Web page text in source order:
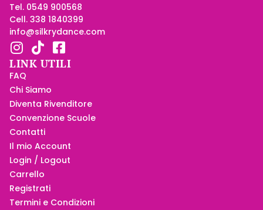
Tel. 0549 900568
Cell. 338 1840399
info@silkrydance.com
LINK UTILI
FAQ
Chi Siamo
Diventa Rivenditore
Convenzione Scuole
Contatti
Il mio Account
Login / Logout
Carrello
Registrati
Termini e Condizioni